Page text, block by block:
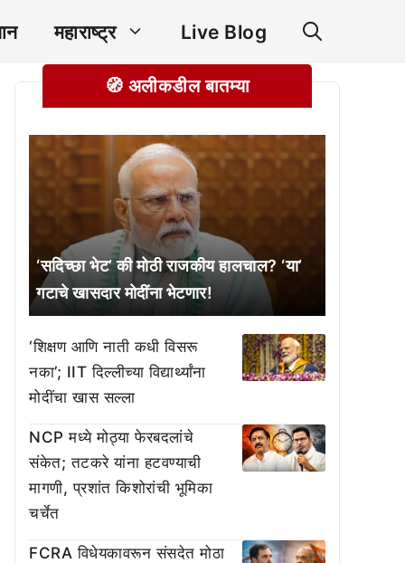
महाराष्ट्र Live Blog
🧭 अलीकडील बातम्या
‘सदिच्छा भेट’ की मोठी राजकीय हालचाल? ‘या’
गटाचे खासदार मोदींना भेटणार!
‘शिक्षण आणि नाती कधी विसरू
नका’; IIT दिल्लीच्या विद्यार्थ्यांना
मोदींचा खास सल्ला
NCP मध्ये मोठ्या फेरबदलांचे
संकेत; तटकरे यांना हटवण्याची
मागणी, प्रशांत किशोरांची भूमिका
चर्चेत
FCRA विधेयकावरून संसदेत मोठा